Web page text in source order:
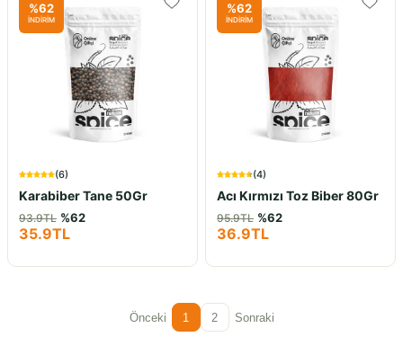
%62
İNDİRİM
(6)
Karabiber Tane 50Gr
93.9TL %62
35.9TL
%62
İNDİRİM
(4)
Acı Kırmızı Toz Biber 80Gr
95.9TL %62
36.9TL
Önceki 1 2 Sonraki